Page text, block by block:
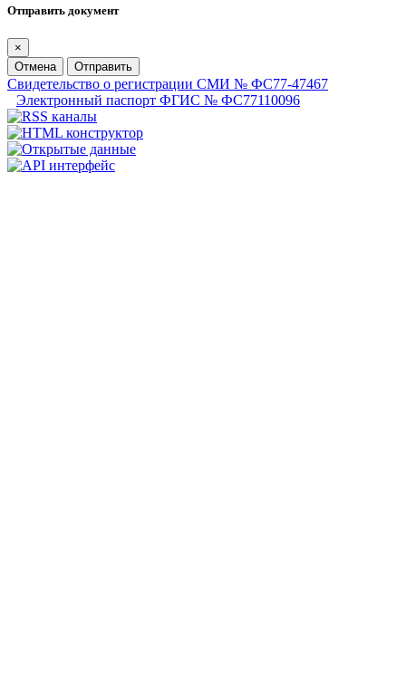
Отправить документ
×
Отмена
Отправить
Свидетельство о регистрации СМИ № ФС77-47467
Электронный паспорт ФГИС № ФС77110096